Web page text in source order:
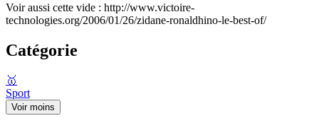
Voir aussi cette vide : http://www.victoire-
technologies.org/2006/01/26/zidane-ronaldhino-le-best-of/
Catégorie
🥇
Sport
Voir moins